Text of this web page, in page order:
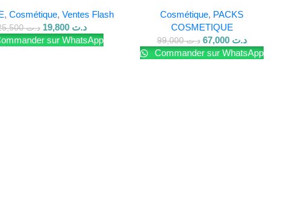
, Cosmétique, Ventes Flash
د.ت25,500 د.ت 19,800
sur WhatsApp
Cosmétique, PACKS
COSMETIQUE
د.ت99,000 د.ت 67,000
Commander sur WhatsApp